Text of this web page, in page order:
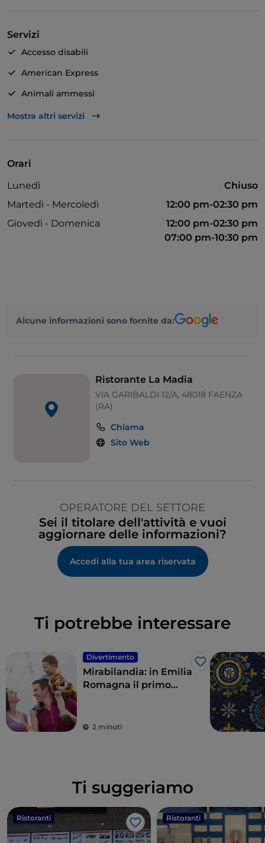
menù sono presenti una 30ina di paste, senza
contare le nuove proposte che seguono le stagioni);
da scoprire. Non sono da meno gli antipasti e i
secondi, da provare il prosciutto al sangiovese
polenta. Si conclude l'esperienza con i dolci, tutti fatti
accompagnato da una vasta scelta di vini che
Servizi
Accesso disabili
American Express
Animali ammessi
Asporto
Pagamento con Satispay
Mostra altri servizi
Orari
Lunedì
Chiuso
Martedì - Mercoledì
12:00 pm-02:30 pm
Giovedì - Domenica
12:00 pm-02:30 pm
07:00 pm-10:30 pm
Alcune informazioni sono fornite da:
Ristorante La Madia
VIA GARIBALDI 12/A, 48018 FAENZA
(RA)
Chiama
Sito Web
OPERATORE DEL SETTORE
Sei il titolare dell'attività e vuoi
aggiornare delle informazioni?
Accedi alla tua area riservata
Ti potrebbe interessare
Divertimento
Like
Mirabilandia: in Emilia
Romagna il primo
2 minuti
Ti suggeriamo
Ristoranti
Like
Ristoranti